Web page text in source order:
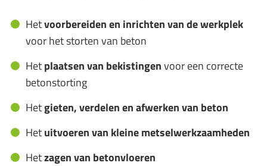
Hetvoorbereiden en inrichten van de werkplek
voor het storten van beton
Hetplaatsen van bekistingenvoor een correcte
betonstorting
Hetgieten, verdelen en afwerken van beton
Hetuitvoeren van kleine metselwerkzaamheden
Hetzagen van betonvloeren